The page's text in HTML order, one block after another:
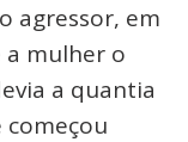
agressor, em
mulher o
a quantia
começou